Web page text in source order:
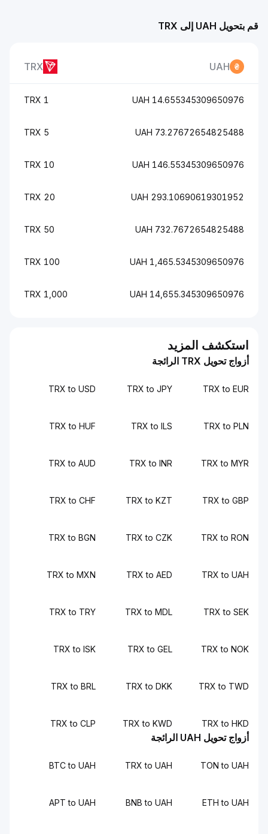
قم بتحويل UAH إلى TRX
UAH
TRX
14.655345309650976 UAH
1 TRX
73.27672654825488 UAH
5 TRX
146.55345309650976 UAH
10 TRX
293.10690619301952 UAH
20 TRX
732.7672654825488 UAH
50 TRX
1,465.5345309650976 UAH
100 TRX
14,655.345309650976 UAH
1,000 TRX
استكشف المزيد
أزواج تحويل TRX الرائجة
TRX to EUR
TRX to JPY
TRX to USD
TRX to PLN
TRX to ILS
TRX to HUF
TRX to MYR
TRX to INR
TRX to AUD
TRX to GBP
TRX to KZT
TRX to CHF
TRX to RON
TRX to CZK
TRX to BGN
TRX to UAH
TRX to AED
TRX to MXN
TRX to SEK
TRX to MDL
TRX to TRY
TRX to NOK
TRX to GEL
TRX to ISK
TRX to TWD
TRX to DKK
TRX to BRL
TRX to HKD
TRX to KWD
TRX to CLP
أزواج تحويل UAH الرائجة
TON to UAH
TRX to UAH
BTC to UAH
ETH to UAH
BNB to UAH
APT to UAH